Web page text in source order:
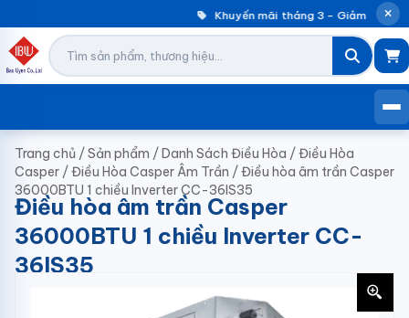
Khuyến mãi tháng 3 – Giảm đến
Trang chủ /Sản phẩm /Danh Sách Điều Hòa /Điều Hòa
Casper /Điều Hòa Casper Âm Trần /Điều hòa âm trần Casper
36000BTU 1 chiều Inverter CC-36IS35
Điều hòa âm trần Casper
36000BTU 1 chiều Inverter CC-
36IS35